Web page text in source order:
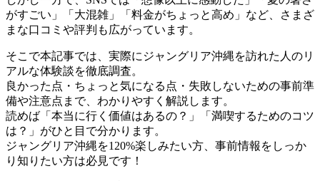
がすごい」「大混雑」「料金がちょっと高め」など、さまざ
まな口コミや評判も広がっています。
そこで本記事では、実際にジャングリア沖縄を訪れた人のリ
アルな体験談を徹底調査。
良かった点・ちょっと気になる点・失敗しないための事前準
備や注意点まで、わかりやすく解説します。
読めば「本当に行く価値はあるの？」「満喫するためのコツ
は？」がひと目で分かります。
ジャングリア沖縄を120%楽しみたい方、事前情報をしっか
り知りたい方は必見です！